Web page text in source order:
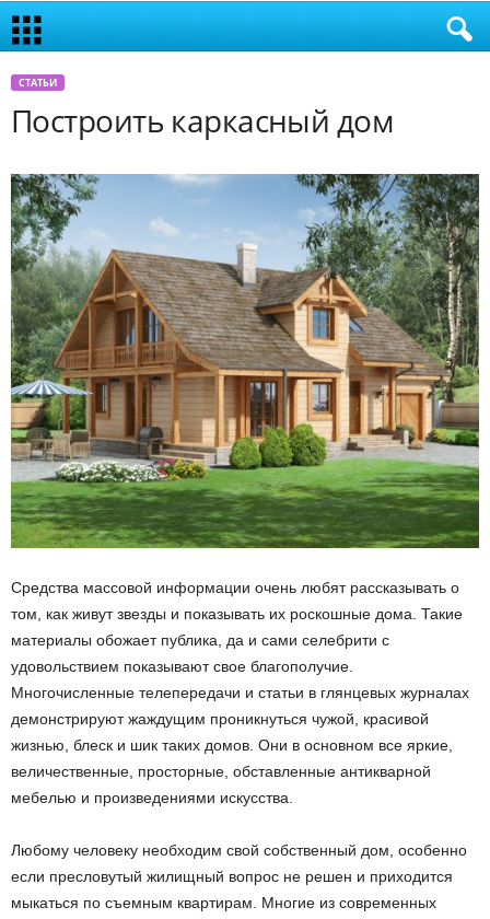
СТАТЬИ
Построить каркасный дом
Средства массовой информации очень любят рассказывать о
том, как живут звезды и показывать их роскошные дома. Такие
материалы обожает публика, да и сами селебрити с
удовольствием показывают свое благополучие.
Многочисленные телепередачи и статьи в глянцевых журналах
демонстрируют жаждущим проникнуться чужой, красивой
жизнью, блеск и шик таких домов. Они в основном все яркие,
величественные, просторные, обставленные антикварной
мебелью и произведениями искусства.
Любому человеку необходим свой собственный дом, особенно
если пресловутый жилищный вопрос не решен и приходится
мыкаться по съемным квартирам. Многие из современных